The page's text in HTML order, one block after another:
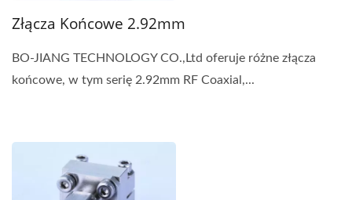
Złącza Końcowe 2.92mm
BO-JIANG TECHNOLOGY CO.,Ltd oferuje różne złącza
końcowe, w tym serię 2.92mm RF Coaxial,...